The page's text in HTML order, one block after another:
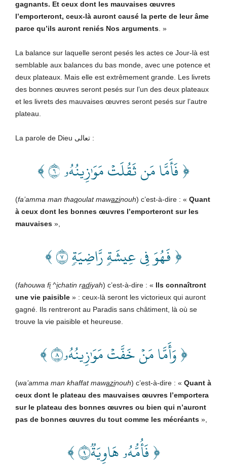
gagnants. Et ceux dont les mauvaises œuvres
l’emporteront, ceux-là auront causé la perte de leur âme
parce qu’ils auront reniés Nos arguments . »
La balance sur laquelle seront pesés les actes ce Jour-là est
semblable aux balances du bas monde, avec une potence et
deux plateaux. Mais elle est extrêmement grande. Les livrets
des bonnes œuvres seront pesés sur l’un des deux plateaux
et les livrets des mauvaises œuvres seront pesés sur l’autre
plateau.
La parole de Dieu تعالى :
﴿ فَأَمَّا مَن ثَقُلَتۡ مَوَٰزِينُهُۥ ٦ ﴾
(fa’amma man thaqoulat mawazinouh) c’est-à-dire : « Quant
à ceux dont les bonnes œuvres l’emporteront sur les
mauvaises »,
﴿ فَهُوَ فِي عِيشَةٖ رَّاضِيَةٖ ٧ ﴾
(fahouwa fi^ichatin radiyah) c’est-à-dire : « Ils connaîtront
une vie paisible » : ceux-là seront les victorieux qui auront
gagné. Ils rentreront au Paradis sans châtiment, là où se
trouve la vie paisible et heureuse.
﴿ وَأَمَّا مَنۡ خَفَّتۡ مَوَٰزِينُهُۥ٨ ﴾
(wa’amma man khaffat mawazinouh) c’est-à-dire : « Quant à
ceux dont le plateau des mauvaises œuvres l’emportera
sur le plateau des bonnes œuvres ou bien qui n’auront
pas de bonnes œuvres du tout comme les mécréants »,
﴿ فَأُمُّهُۥ هَاوِيَةٞ٩ ﴾